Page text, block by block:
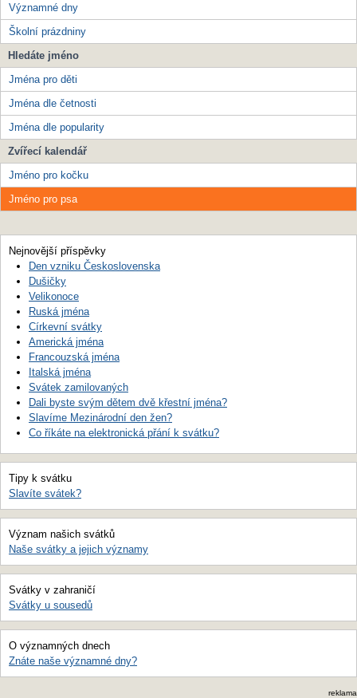
Významné dny
Školní prázdniny
Hledáte jméno
Jména pro děti
Jména dle četnosti
Jména dle popularity
Zvířecí kalendář
Jméno pro kočku
Jméno pro psa
Nejnovější příspěvky
Den vzniku Československa
Dušičky
Velikonoce
Ruská jména
Církevní svátky
Americká jména
Francouzská jména
Italská jména
Svátek zamilovaných
Dali byste svým dětem dvě křestní jména?
Slavíme Mezinárodní den žen?
Co říkáte na elektronická přání k svátku?
Tipy k svátku
Slavíte svátek?
Význam našich svátků
Naše svátky a jejich významy
Svátky v zahraničí
Svátky u sousedů
O významných dnech
Znáte naše významné dny?
reklama